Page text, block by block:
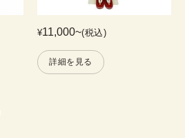
¥11,000~(税込)
詳細を見る